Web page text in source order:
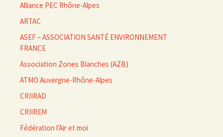
Alliance PEC Rhône-Alpes
ARTAC
ASEF – ASSOCIATION SANTÉ ENVIRONNEMENT
FRANCE
Association Zones Blanches (AZB)
ATMO Auvergne-Rhône-Alpes
CRIIRAD
CRIIREM
Fédération l'Air et moi